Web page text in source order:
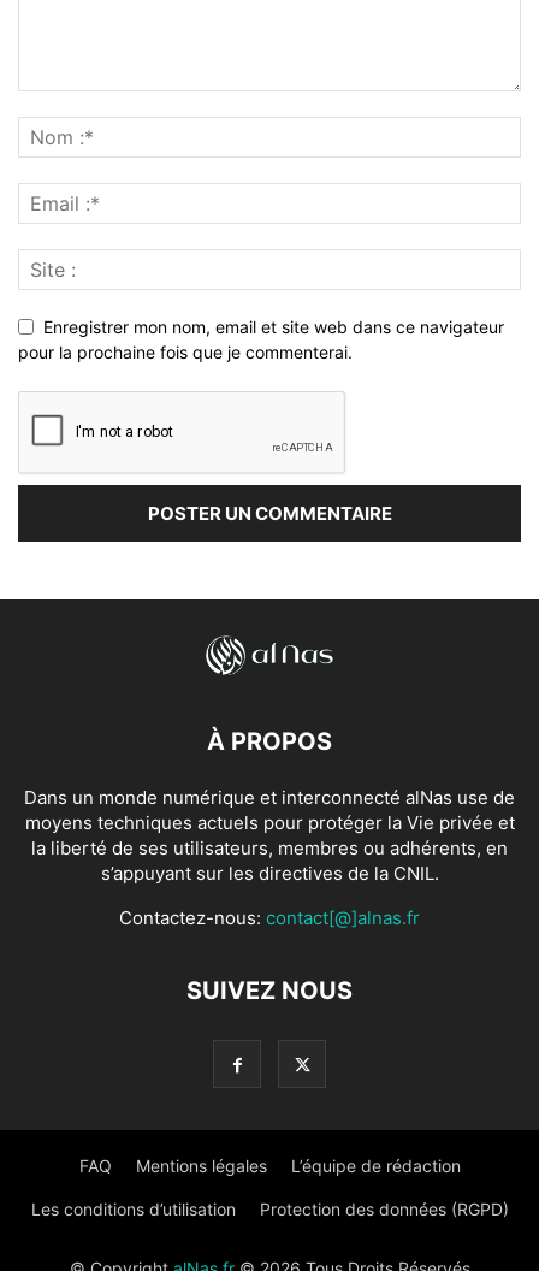
Enregistrer mon nom, email et site web dans ce navigateur
pour la prochaine fois que je commenterai.
À PROPOS
Dans un monde numérique et interconnecté alNas use de
moyens techniques actuels pour protéger la Vie privée et
la liberté de ses utilisateurs, membres ou adhérents, en
s’appuyant sur les directives de la CNIL.
Contactez-nous: contact[@]alnas.fr
SUIVEZ NOUS
FAQ Mentions légales L’équipe de rédaction
Les conditions d’utilisation Protection des données (RGPD)